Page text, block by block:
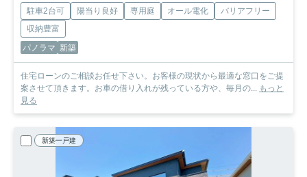
駐車2台可 陽当り良好 専用庭 オール電化
バリアフリー
収納豊富
パノラマ 新築
住宅ローンのご相談お任せ下さい。お客様の現状から最適な窓口をご提
案させて頂きます。お車の借り入れが残っている方や、毎月の... もっと
見る
新築一戸建